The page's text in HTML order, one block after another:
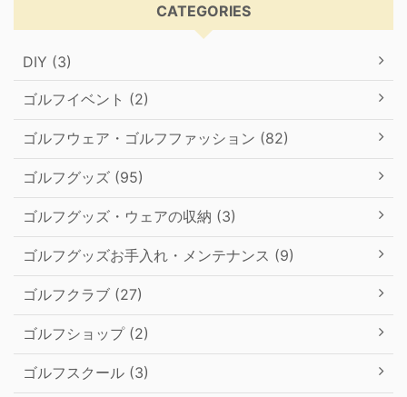
CATEGORIES
DIY (3)
ゴルフイベント (2)
ゴルフウェア・ゴルフファッション (82)
ゴルフグッズ (95)
ゴルフグッズ・ウェアの収納 (3)
ゴルフグッズお手入れ・メンテナンス (9)
ゴルフクラブ (27)
ゴルフショップ (2)
ゴルフスクール (3)